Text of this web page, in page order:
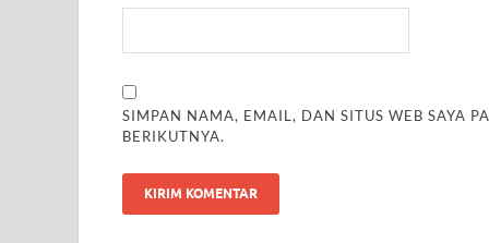
SIMPAN NAMA, EMAIL, DAN SITUS WEB SAYA
BERIKUTNYA.